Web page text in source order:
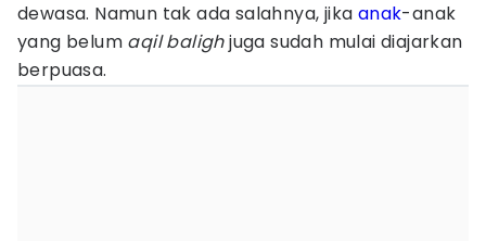
dewasa. Namun tak ada salahnya, jika anak-anak
yang belum aqil balighjuga sudah mulai diajarkan
berpuasa.